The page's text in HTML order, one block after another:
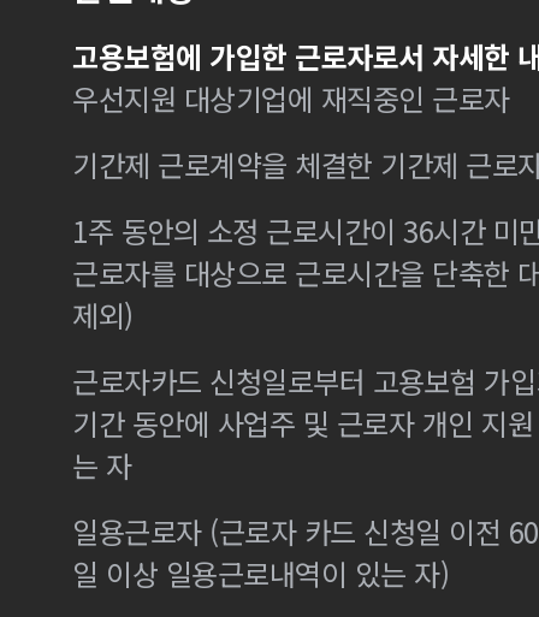
고용보험에 가입한 근로자로서 자세한
우선지원 대상기업에 재직중인 근로자
기간제 근로계약을 체결한 기간제 근로
1주 동안의 소정 근로시간이 36시간 미
근로자를 대상으로 근로시간을 단축한
제외)
근로자카드 신청일로부터 고용보험 가
기간 동안에 사업주 및 근로자 개인 지
는 자
일용근로자 (근로자 카드 신청일 이전
일 이상 일용근로내역이 있는 자)